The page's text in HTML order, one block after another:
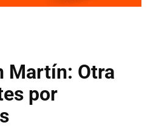
Martín: Otra
por